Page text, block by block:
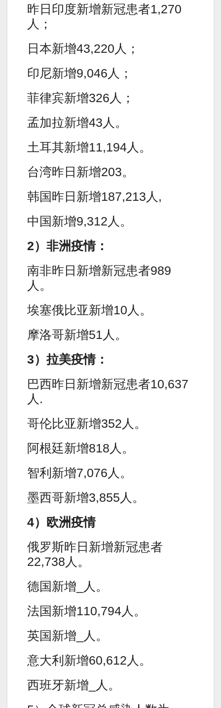
昨日印度新增新冠患者1,270
人；
日本新增43,220人；
印尼新增9,046人；
菲律宾新增326人；
孟加拉新增43人。
土耳其新增11,194人。
台湾昨日新增203。
韩国昨日新增187,213人,
中国新增9,312人。
2）非洲疫情：
南非昨日新增新冠患者989
人。
埃塞俄比亚新增10人。
摩洛哥新增51人。
3）拉美疫情：
巴西昨日新增新冠患者10,637
人.
哥伦比亚新增352人。
阿根廷新增818人。
智利新增7,076人。
墨西哥新增3,855人。
4）欧洲疫情
俄罗斯昨日新增新冠患者
22,738人。
德国新增_人。
法国新增110,794人。
英国新增_人。
意大利新增60,612人。
西班牙新增_人。